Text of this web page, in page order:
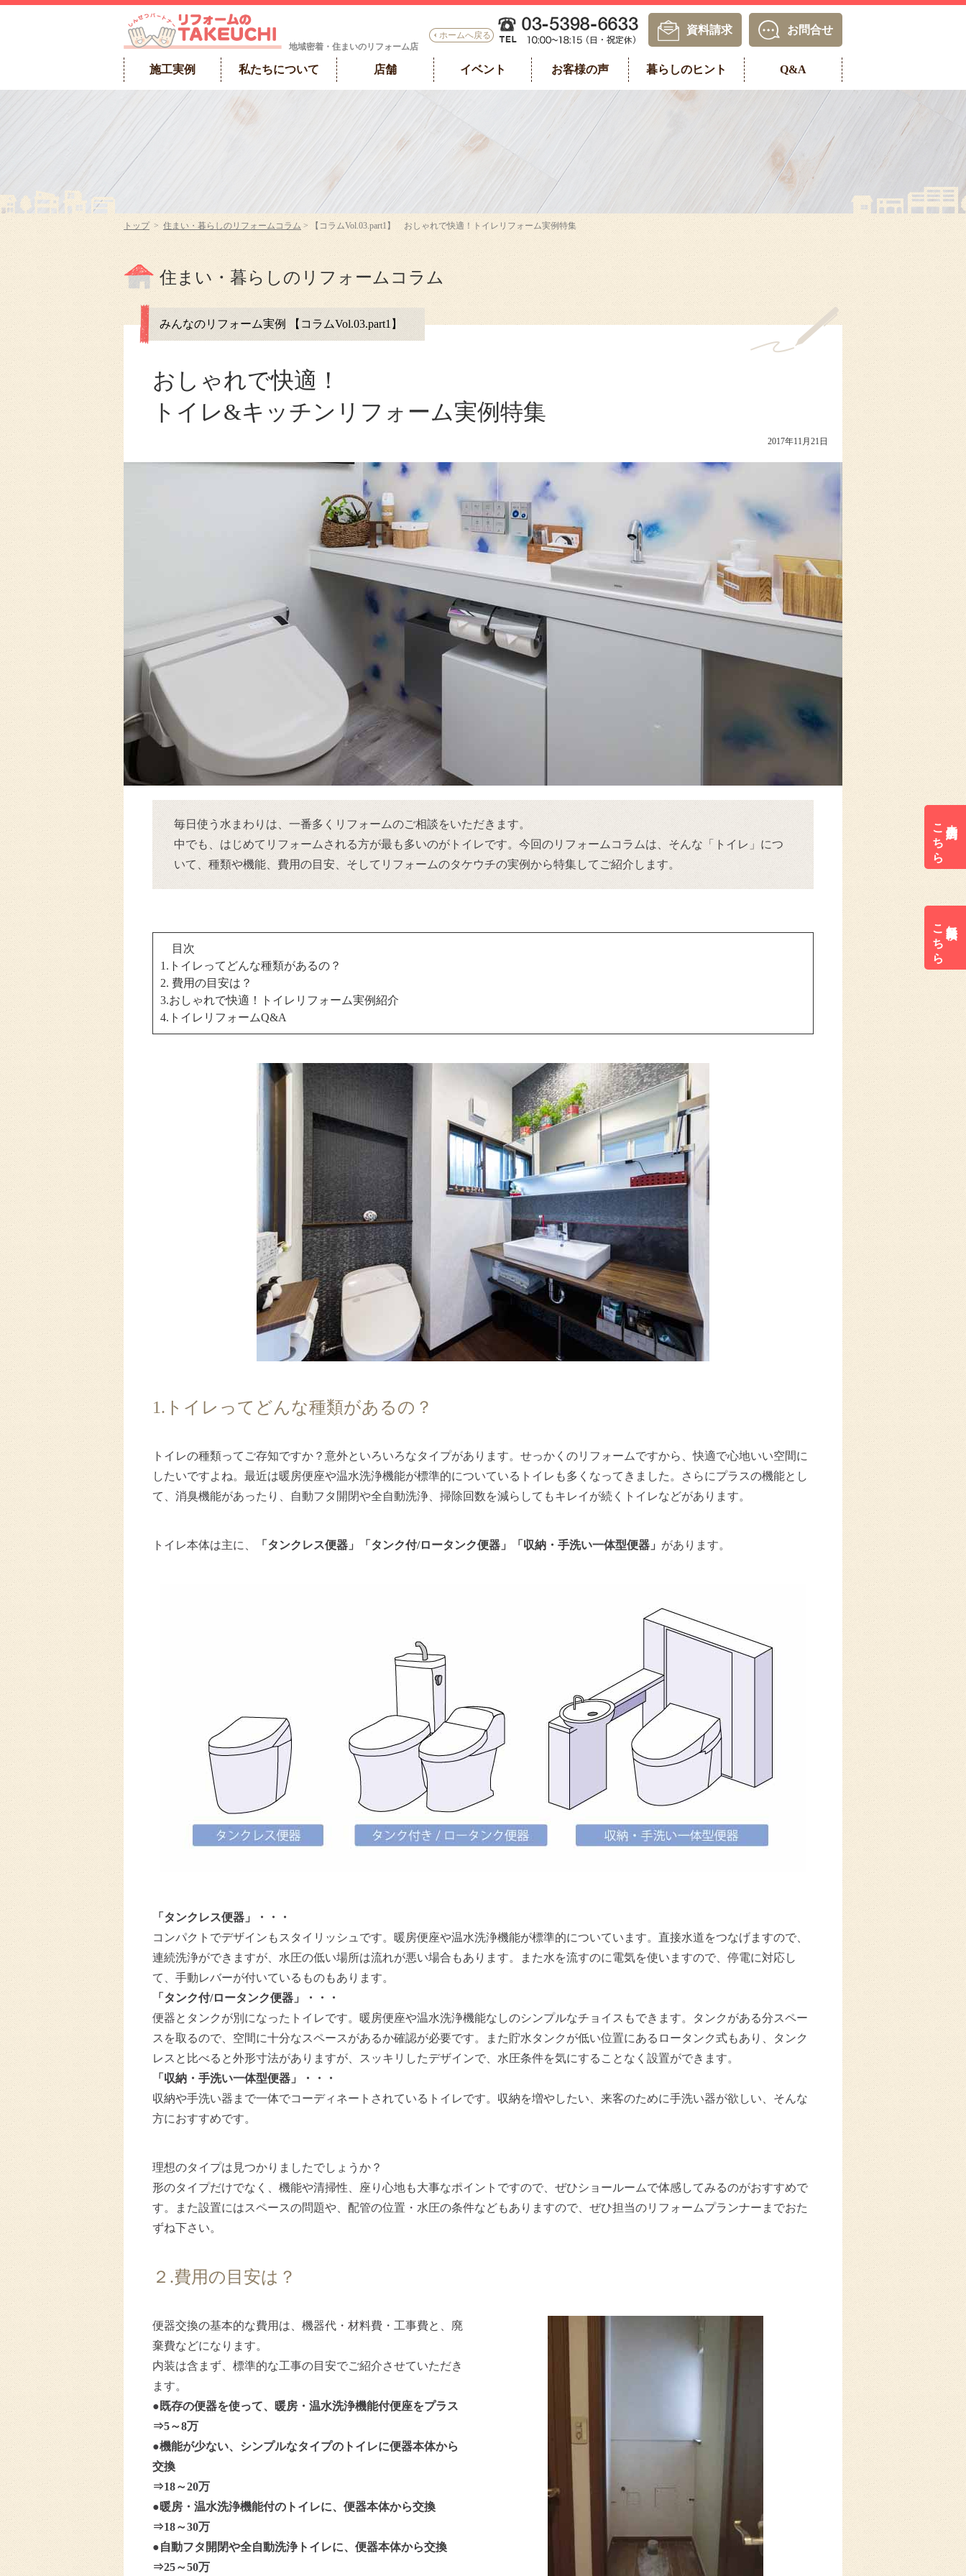
地域密着・住まいのリフォーム店
ホームへ戻る 資料請求 お問合せ
施工実例 私たちについて 店舗 イベント お客様の声 暮らしのヒント Q&A
来店予約は
こちら
無料見積は
こちら
トップ> 住まい・暮らしのリフォームコラム > 【コラムVol.03.part1】 おしゃれで快適！トイレリフォーム実例特集
住まい・暮らしのリフォームコラム
みんなのリフォーム実例 【コラムVol.03.part1】
おしゃれで快適！
トイレ&キッチンリフォーム実例特集
2017年11月21日
毎日使う水まわりは、一番多くリフォームのご相談をいただきます。
中でも、はじめてリフォームされる方が最も多いのがトイレです。今回のリフォームコラムは、そんな「トイレ」につ
いて、種類や機能、費用の目安、そしてリフォームのタケウチの実例から特集してご紹介します。
目次
1 .トイレってどんな種類があるの？
2. 費用の目安は？
3.おしゃれで快適！トイレリフォーム実例紹介
4. トイレリフォームQ&A
1.トイレってどんな種類があるの？
トイレの種類ってご存知ですか？意外といろいろなタイプがあります。せっかくのリフォームですから、快適で心地いい空間に
したいですよね。最近は暖房便座や温水洗浄機能が標準的についているトイレも多くなってきました。さらにプラスの機能とし
て、消臭機能があったり、自動フタ開閉や全自動洗浄、掃除回数を減らしてもキレイが続くトイレなどがあります。
トイレ本体は主に、 「タンクレス便器」「タンク付/ロータンク便器」「収納・手洗い一体型便器」 があります。
「タンクレス便器」・・・
コンパクトでデザインもスタイリッシュです。暖房便座や温水洗浄機能が標準的についています。直接水道をつなげますので、
連続洗浄ができますが、水圧の低い場所は流れが悪い場合もあります。また水を流すのに電気を使いますので、停電に対応し
て、手動レバーが付いているものもあります。
「タンク付/ロータンク便器」・・・
便器とタンクが別になったトイレです。暖房便座や温水洗浄機能なしのシンプルなチョイスもできます。タンクがある分スペー
スを取るので、空間に十分なスペースがあるか確認が必要です。また貯水タンクが低い位置にあるロータンク式もあり、タンク
レスと比べると外形寸法がありますが、スッキリしたデザインで、水圧条件を気にすることなく設置ができます。
「収納・手洗い一体型便器」・・・
収納や手洗い器まで一体でコーディネートされているトイレです。収納を増やしたい、来客のために手洗い器が欲しい、そんな
方におすすめです。
理想のタイプは見つかりましたでしょうか？
形のタイプだけでなく、機能や清掃性、座り心地も大事なポイントですので、ぜひショールームで体感してみるのがおすすめで
す。また設置にはスペースの問題や、配管の位置・水圧の条件などもありますので、ぜひ担当のリフォームプランナーまでおた
ずね下さい。
２.費用の目安は？
便器交換の基本的な費用は、機器代・材料費・工事費と、廃
棄費などになります。
内装は含まず、標準的な工事の目安でご紹介させていただき
ます。
●既存の便器を使って、暖房・温水洗浄機能付便座をプラス
⇒5～8万
●機能が少ない、シンプルなタイプのトイレに便器本体から
交換
⇒18～20万
●暖房・温水洗浄機能付のトイレに、便器本体から交換
⇒18～30万
●自動フタ開閉や全自動洗浄トイレに、便器本体から交換
⇒25～50万